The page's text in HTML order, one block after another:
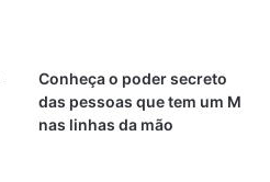
Conheça o poder secreto
das pessoas que tem um M
nas linhas da mão